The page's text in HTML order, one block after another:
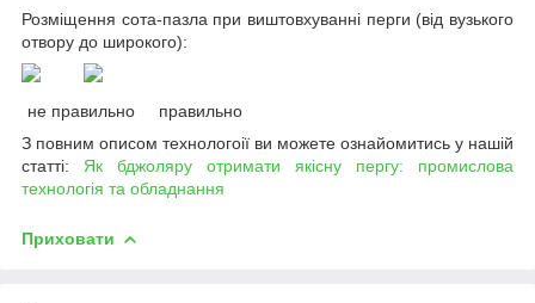
Розміщення сота-пазла при виштовхуванні перги (від вузького
отвору до широкого):
не правильно правильно
З повним описом технологоії ви можете ознайомитись у нашій
статті: Як бджоляру отримати якісну пергу: промислова
технологія та обладнання
Приховати